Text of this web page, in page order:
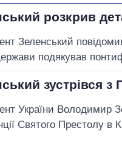
розкрив
Зеленський
подякував
зустрівся
України Володимир
Святого Престолу